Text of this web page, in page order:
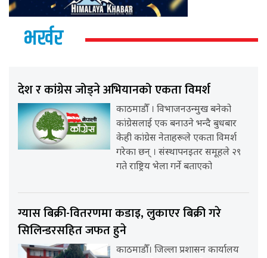
भर्खर
देश र कांग्रेस जोड्ने अभियानको एकता विमर्श
काठमाडौँ । विभाजनउन्मुख बनेको
कांग्रेसलाई एक बनाउने भन्दै बुधबार
केही कांग्रेस नेताहरूले एकता विमर्श
गरेका छन् । संस्थापनइतर समूहले २९
गते राष्ट्रिय भेला गर्ने बताएको
ग्यास बिक्री-वितरणमा कडाइ, लुकाएर बिक्री गरे
सिलिन्डरसहित जफत हुने
काठमाडौँ। जिल्ला प्रशासन कार्यालय